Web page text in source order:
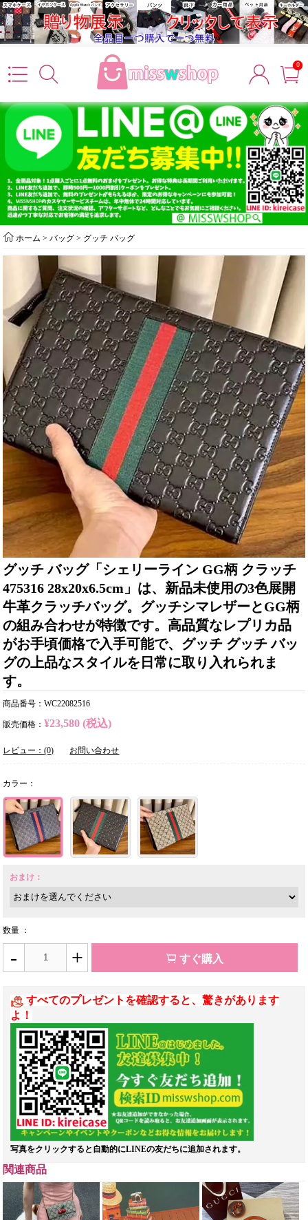
0
ホーム >バッグ > グッチ バッグ
グッチ バッグ「シェリーライン GG柄 クラッチ
475316 28x20x6.5cm」は、新品未使用の3色展開
牛革クラッチバッグ。グッチシマレザーとGG柄
の組み合わせが特徴です。高品質なレプリカ品
がお手頃価格で入手可能で、グッチ グッチ バッ
グの上品なスタイルを日常に取り入れられま
す。
商品番号：WC22082516
販売価格： ¥23,580 (税込)
レビュー：(0) お問い合わせ
カラー：
おまけ：
数量 ：
- + すぐ購入
すべてのプレゼントを確認すると、驚きがあります
よ！
写真をクリックすると自動的にLINEの友だちに追加されます。
関連商品